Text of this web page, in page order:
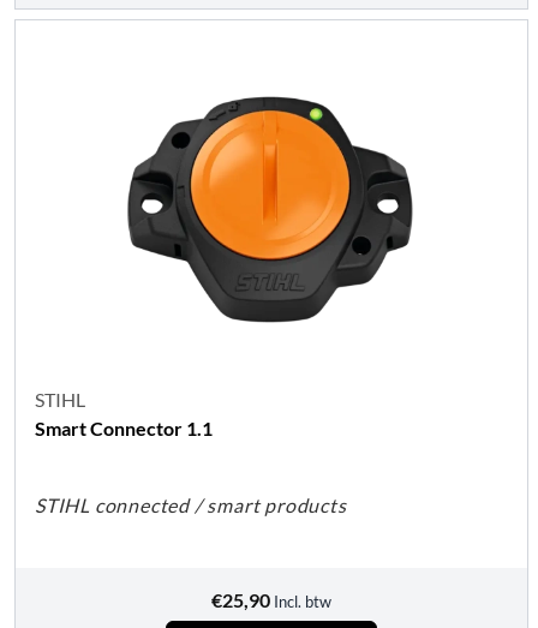
STIHL
Smart Connector 1.1
STIHL connected / smart products
€25,90 Incl. btw